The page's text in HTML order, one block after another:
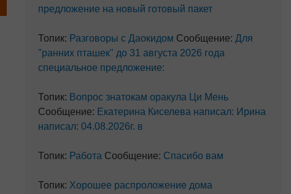
предложение на новый готовый пакет
Топик: Разговоры с Даокидом Сообщение: Для
"ранних пташек" до 31 августа 2026 года
специальное предложение:
Топик: Вопрос знатокам оракула Ци Мень
Сообщение: Екатерина Киселева написал: Ирина
написал: 04.08.2026г. в
Топик: Работа Сообщение: Спасибо вам
Топик: Хорошее распроложение дома